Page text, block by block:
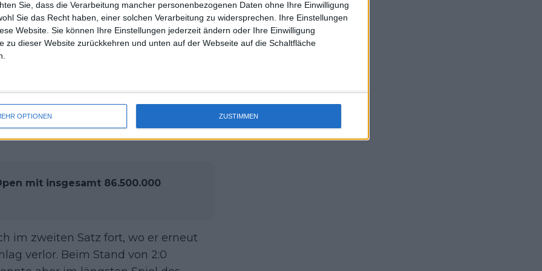
Sie, dass die Verarbeitung mancher personenbezogenen Daten ohne Ihre Einwilligung
Sie das Recht haben, einer solchen Verarbeitung zu widersprechen. Ihre Einstellungen
Website. Sie können Ihre Einstellungen jederzeit ändern oder Ihre Einwilligung
zu dieser Website zurückkehren und unten auf der Webseite auf die Schaltfläche
OPTIONEN ZUSTIMMEN
Ende ausschaltete.
zwei Breakchancen, die Djokovic
der Serbe ein Break zu
gelang, so dass der Franzose
Satz völlig einseitig, wobei der 24-
20 Punkte gewann und den Satz mit
mit insgesamt 86.500.000
im zweiten Satz fort, wo er erneut
verlor. Beim Stand von 2:0
uss J-L-Struff wahrscheinlich morge 3 Spiele absolvieren (2.
mal Einzel 1x Doppel) dank der hervorragenden Unterstützung
des Kommentators für F-A-A